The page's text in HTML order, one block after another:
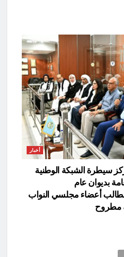
أخبار
سيطرة الشبكة الوطنية
بديوان عام
أعضاء مجلسي النواب
مطروح